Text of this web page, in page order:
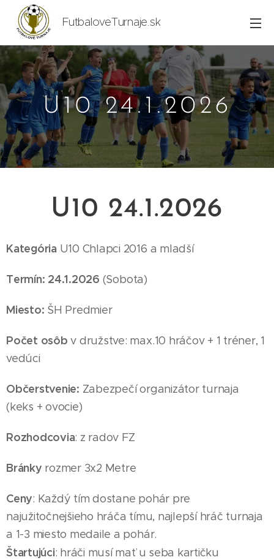
FutbaloveTurnaje.sk
U10 24.1.2026
U10 24.1.2026
Kategória U10 Chlapci 2016 a mladší
Termín: 24.1.2026 (Sobota)
Miesto: ŠH Predmier
Počet osôb v družstve: max.10 hráčov + 1 tréner, 1
vedúci
Občerstvenie: Zabezpečí organizátor turnaja
(keks + ovocie)
Rozhodcovia: z radov FZ
Bránky rozmer 3x2 Metre
Ceny: Každý tím dostane pohár pre
najužitočnejšieho hráča tímu, najlepší hráč turnaja
a 1-3 miesto medaile a pohár.
Štartujúci: hráči musí mať u seba kartičku